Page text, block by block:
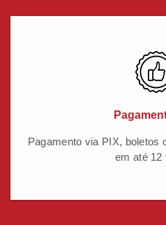
Pagamento via PIX, boletos
em até 12